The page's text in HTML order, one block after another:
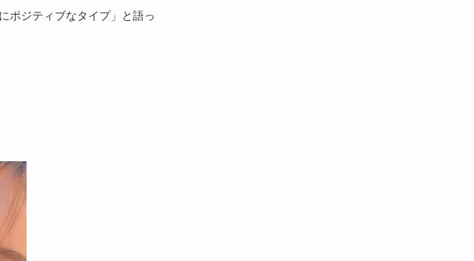
ポジティブなタイプ」と語っ